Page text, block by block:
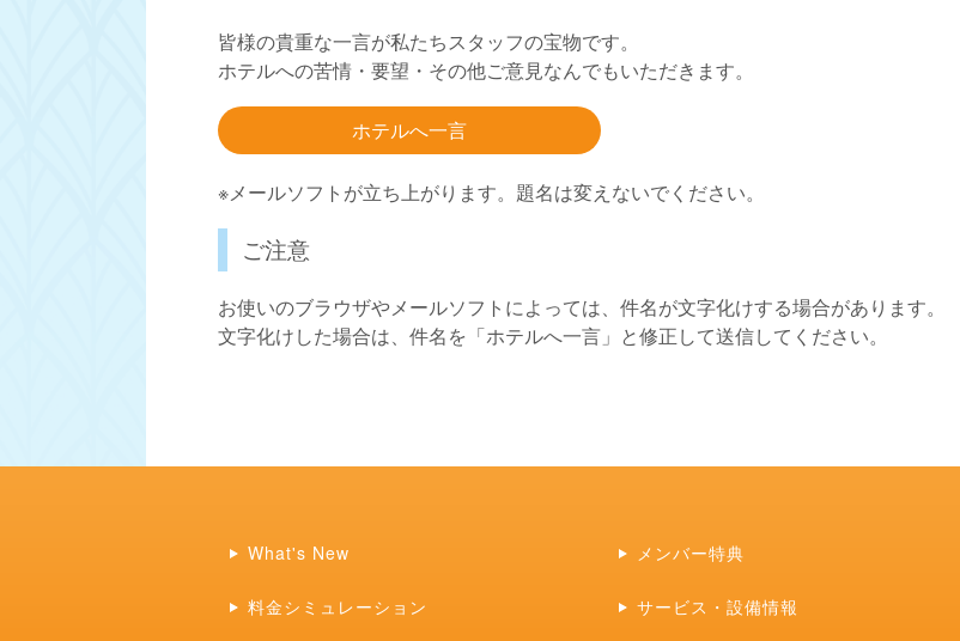
皆様の貴重な一言が私たちスタッフの宝物です。
ホテルへの苦情・要望・その他ご意見なんでもいただきます。
ホテルへ一言
※メールソフトが立ち上がります。題名は変えないでください。
ご注意
お使いのブラウザやメールソフトによっては、件名が文字化けする場合があります。
文字化けした場合は、件名を「ホテルへ一言」と修正して送信してください。
What's New メンバー特典
料金シミュレーション サービス・設備情報